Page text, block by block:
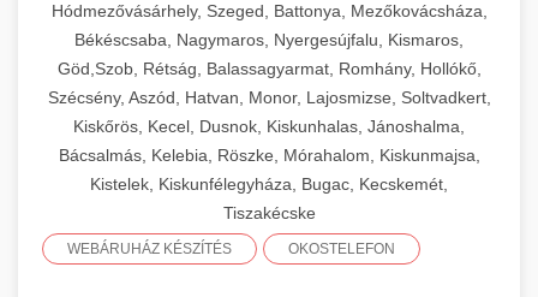
Hódmezővásárhely, Szeged, Battonya, Mezőkovácsháza,
Békéscsaba, Nagymaros, Nyergesújfalu, Kismaros,
Göd,Szob, Rétság, Balassagyarmat, Romhány, Hollókő,
Szécsény, Aszód, Hatvan, Monor, Lajosmizse, Soltvadkert,
Kiskőrös, Kecel, Dusnok, Kiskunhalas, Jánoshalma,
Bácsalmás, Kelebia, Röszke, Mórahalom, Kiskunmajsa,
Kistelek, Kiskunfélegyháza, Bugac, Kecskemét,
Tiszakécske
WEBÁRUHÁZ KÉSZÍTÉS OKOSTELEFON